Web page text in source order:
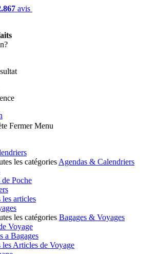
avis
Fermer Menu
les catégories Agendas & Calendriers
Poche
articles
les catégories Bagages & Voyages
Voyage
a Bagages
les Articles de Voyage